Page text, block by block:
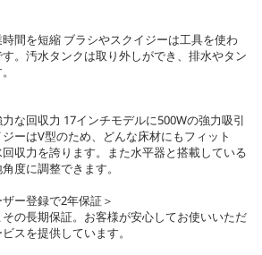
間を短縮 ブラシやスクイジーは工具を使わ
。汚水タンクは取り外しができ、排水やタン
な回収力 17インチモデルに500Wの強力吸引
ーはV型のため、どんな床材にもフィット
収力を誇ります。また水平器と搭載している
度に調整できます。
ー登録で2年保証＞
の長期保証。お客様が安心してお使いいただ
スを提供しています。